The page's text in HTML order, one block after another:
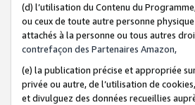
(d) l’utilisation du Contenu du
ou ceux de toute autre personne
attachés à la personne ou tous autres
contrefaçon des Partenaires Amazon,
(e) la publication précise et appropriée
privée ou autre, de l’utilisation de
et divulguez des données recueillies